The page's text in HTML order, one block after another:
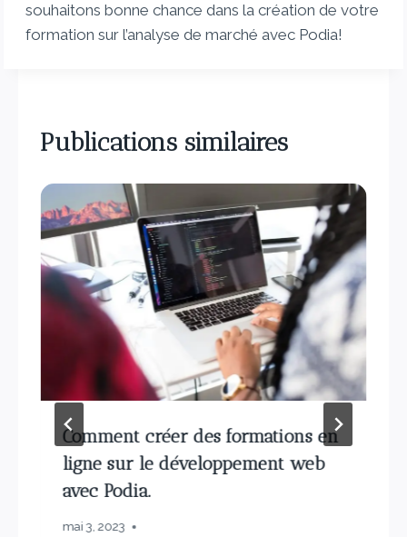
souhaitons bonne chance dans la création de votre
formation sur l’analyse de marché avec Podia!
Publications similaires
Comment créer des formations en
ligne sur le développement web
avec Podia.
mai 3, 2023